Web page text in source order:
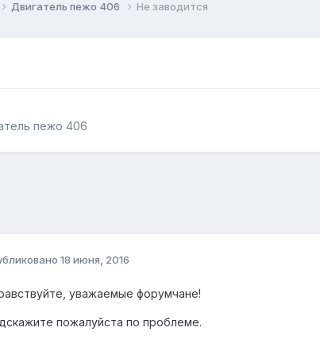
Двигатель пежо 406 Не заводится
пежо 406
18 июня, 2016
уважаемые форумчане!
пожалуйста по проблеме.